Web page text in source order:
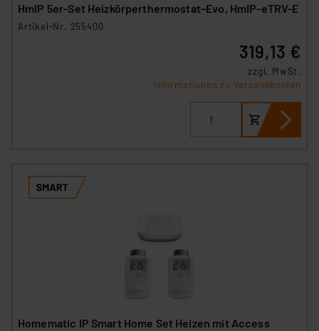
HmIP 5er-Set Heizkörperthermostat–Evo, HmIP-eTRV-E
Artikel-Nr. 255400
319,13 €
zzgl. MwSt.
Informationen zu Versandkosten
Homematic IP Smart Home Set Heizen mit Access